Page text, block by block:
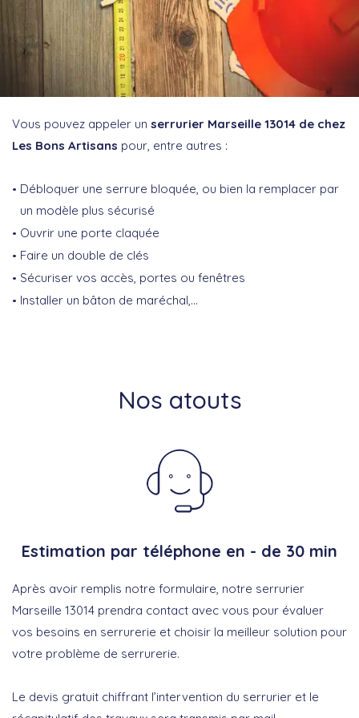
Vous pouvez appeler un serrurier Marseille 13014 de chez
Les Bons Artisans pour, entre autres :
Débloquer une serrure bloquée, ou bien la remplacer par
un modèle plus sécurisé
Ouvrir une porte claquée
Faire un double de clés
Sécuriser vos accès, portes ou fenêtres
Installer un bâton de maréchal,…
Nos atouts
Estimation par téléphone en - de 30 min
Après avoir remplis notre formulaire, notre serrurier
Marseille 13014 prendra contact avec vous pour évaluer
vos besoins en serrurerie et choisir la meilleur solution pour
votre problème de serrurerie.
Le devis gratuit chiffrant l’intervention du serrurier et le